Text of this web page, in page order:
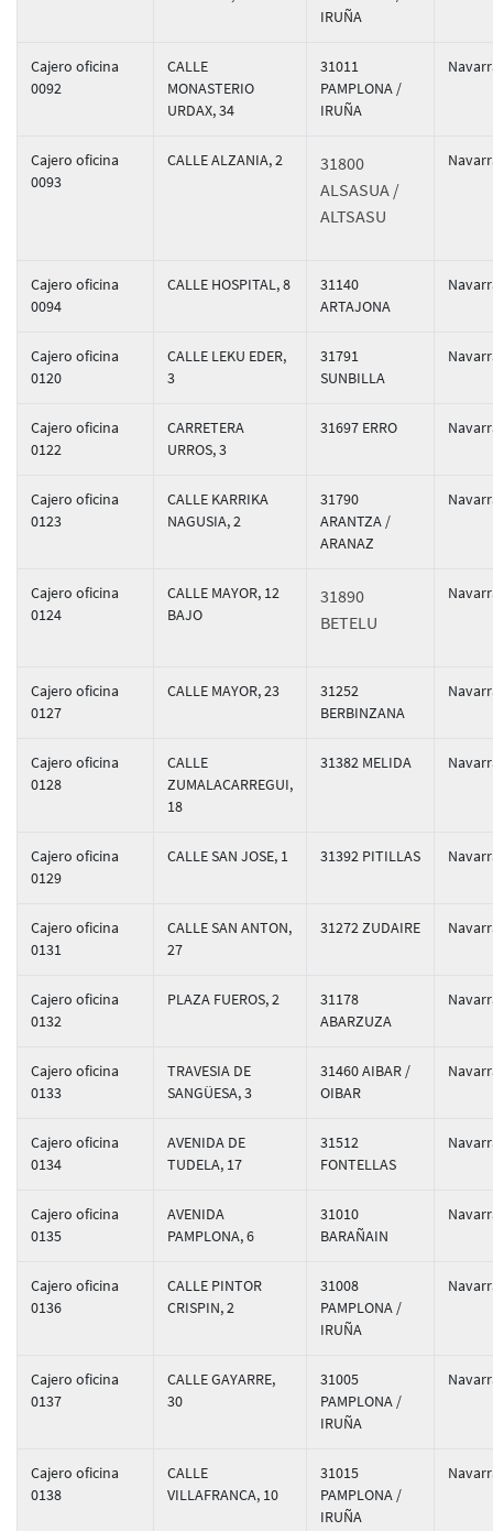
IRUÑA
Cajero oficina
0092
CALLE
MONASTERIO
URDAX, 34
31011
PAMPLONA /
IRUÑA
Cajero oficina
0093
CALLE ALZANIA, 2
31800
ALSASUA /
ALTSASU
Cajero oficina
0094
CALLE HOSPITAL, 8
31140
ARTAJONA
Cajero oficina
0120
CALLE LEKU EDER,
3
31791
SUNBILLA
Cajero oficina
0122
CARRETERA
URROS, 3
31697 ERRO
Cajero oficina
0123
CALLE KARRIKA
NAGUSIA, 2
31790
ARANTZA /
ARANAZ
Cajero oficina
0124
CALLE MAYOR, 12
BAJO
31890
BETELU
Cajero oficina
0127
CALLE MAYOR, 23
31252
BERBINZANA
Cajero oficina
0128
CALLE
ZUMALACARREGUI,
18
31382 MELIDA
Cajero oficina
0129
CALLE SAN JOSE, 1 31392 PITILLAS
Cajero oficina
0131
CALLE SAN ANTON,
27
31272 ZUDAIRE
Cajero oficina
0132
PLAZA FUEROS, 2
31178
ABARZUZA
Cajero oficina
0133
TRAVESIA DE
SANGÜESA, 3
31460 AIBAR /
OIBAR
Cajero oficina
0134
AVENIDA DE
TUDELA, 17
31512
FONTELLAS
Cajero oficina
0135
AVENIDA
PAMPLONA, 6
31010
BARAÑAIN
Cajero oficina
0136
CALLE PINTOR
CRISPIN, 2
31008
PAMPLONA /
IRUÑA
Cajero oficina
0137
CALLE GAYARRE,
30
31005
PAMPLONA /
IRUÑA
Cajero oficina
0138
CALLE
VILLAFRANCA, 10
31015
PAMPLONA /
IRUÑA